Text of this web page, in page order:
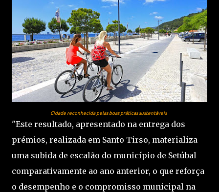
Cidade reconhecida pelas boas práticas sustentáveis
"Este resultado, apresentado na entrega dos
prémios, realizada em Santo Tirso, materializa
uma subida de escalão do município de Setúbal
comparativamente ao ano anterior, o que reforça
o desempenho e o compromisso municipal na